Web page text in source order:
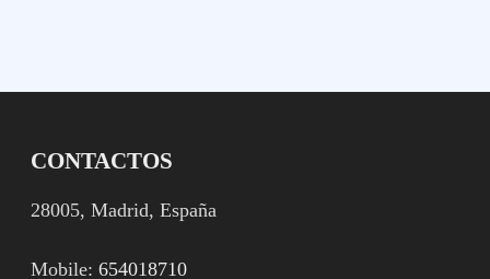
CONTACTOS
28005, Madrid, España
Mobile:654018710